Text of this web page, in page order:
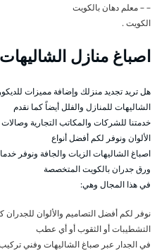
– – معلم دهان بالكويت
الكويت .
اصباغ منازل الشاليهات
هل تريد تجديد منزلك وإضافة مميزات
الشاليهات للمنازل والفلل أيضاً كما نقدم
خدمتنا للشركات والمكاتب التجارية
الألوان ونوفر لكم أفضل أنواع
اصباغ الشاليهات الزيات والجافة ونوفر
ورق جدران بالكويت المتخصصة
في هذا المجال وهي:
نوفر لكم أفضل التصاميم والألوان للجدران
التشطيبات أو الثقوب أو أي عطب
في الجدار عبر صباغ الشاليهات وفني